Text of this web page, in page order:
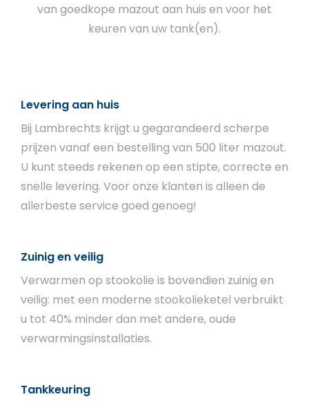
van goedkope mazout aan huis en voor het
keuren van uw tank(en).
Levering aan huis
Bij Lambrechts krijgt u gegarandeerd scherpe
prijzen vanaf een bestelling van 500 liter mazout.
U kunt steeds rekenen op een stipte, correcte en
snelle levering. Voor onze klanten is alleen de
allerbeste service goed genoeg!
Zuinig en veilig
Verwarmen op stookolie is bovendien zuinig en
veilig: met een moderne stookolieketel verbruikt
u tot 40% minder dan met andere, oude
verwarmingsinstallaties.
Tankkeuring